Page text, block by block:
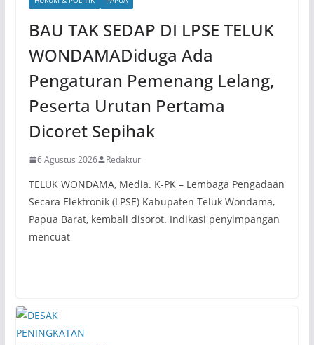
BAU TAK SEDAP DI LPSE TELUK
WONDAMADiduga Ada
Pengaturan Pemenang Lelang,
Peserta Urutan Pertama
Dicoret Sepihak
6 Agustus 2026 Redaktur
TELUK WONDAMA, Media. K-PK – Lembaga Pengadaan
Secara Elektronik (LPSE) Kabupaten Teluk Wondama,
Papua Barat, kembali disorot. Indikasi penyimpangan
mencuat